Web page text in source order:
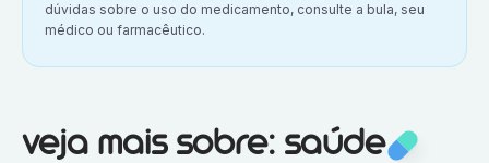
dúvidas sobre o uso do medicamento, consulte a bula, seu
médico ou farmacêutico.
Veja mais sobre:Saúde
veja mais sobre: saúde